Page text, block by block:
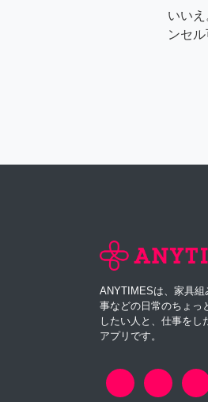
いい
ンセル
ANYTIMESは、家具組
事などの日常のちょっ
したい人と、仕事をし
アプリです。